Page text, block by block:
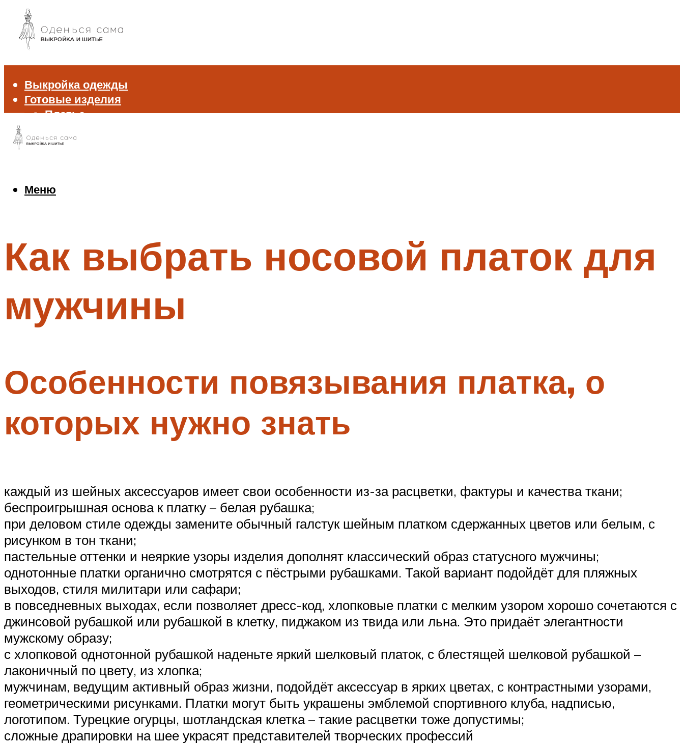
Выкройка одежды
Готовые изделия
Платье
Блуза и рубашка
Джемпер и свитер
Меню
Меню
Как выбрать носовой платок для
мужчины
Особенности повязывания платка, о
которых нужно знать
каждый из шейных аксессуаров имеет свои особенности из-за расцветки, фактуры и качества ткани;
беспроигрышная основа к платку – белая рубашка;
при деловом стиле одежды замените обычный галстук шейным платком сдержанных цветов или белым, с
рисунком в тон ткани;
пастельные оттенки и неяркие узоры изделия дополнят классический образ статусного мужчины;
однотонные платки органично смотрятся с пёстрыми рубашками. Такой вариант подойдёт для пляжных
выходов, стиля милитари или сафари;
в повседневных выходах, если позволяет дресс-код, хлопковые платки с мелким узором хорошо сочетаются с
джинсовой рубашкой или рубашкой в клетку, пиджаком из твида или льна. Это придаёт элегантности
мужскому образу;
с хлопковой однотонной рубашкой наденьте яркий шелковый платок, с блестящей шелковой рубашкой –
лаконичный по цвету, из хлопка;
мужчинам, ведущим активный образ жизни, подойдёт аксессуар в ярких цветах, с контрастными узорами,
геометрическими рисунками. Платки могут быть украшены эмблемой спортивного клуба, надписью,
логотипом. Турецкие огурцы, шотландская клетка – такие расцветки тоже допустимы;
сложные драпировки на шее украсят представителей творческих профессий